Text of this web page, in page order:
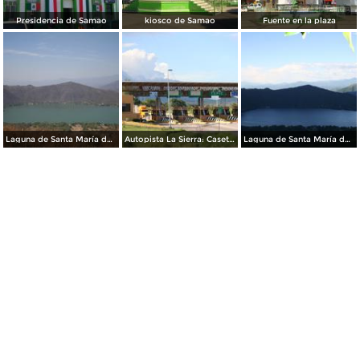
Presidencia de Samao kiosco de Samao Fuente en la plaza
Laguna de Santa María del Oro Autopista La Sierra: Caseta de Cobro Laguna de Santa María del Oro